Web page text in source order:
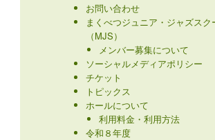
お問い合わせ
まくべつジュニア・ジャズスク
（MJS）
メンバー募集について
ソーシャルメディアポリシー
チケット
トピックス
ホールについて
利用料金・利用方法
令和８年度